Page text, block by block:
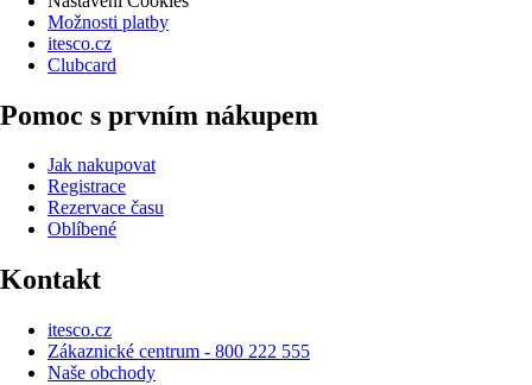
Možnosti platby
itesco.cz
Clubcard
Pomoc s prvním nákupem
Jak nakupovat
Registrace
Rezervace času
Oblíbené
Kontakt
itesco.cz
Zákaznické centrum - 800 222 555
Naše obchody